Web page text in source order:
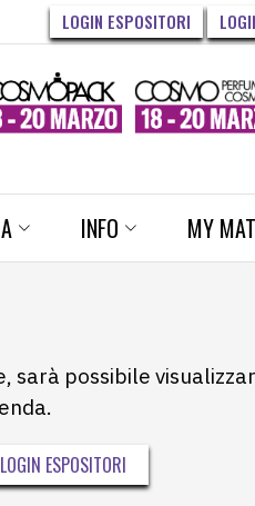
LOGIN ESPOSITORI
INFO MY
sarà possibile
LOGIN ESPOSITORI